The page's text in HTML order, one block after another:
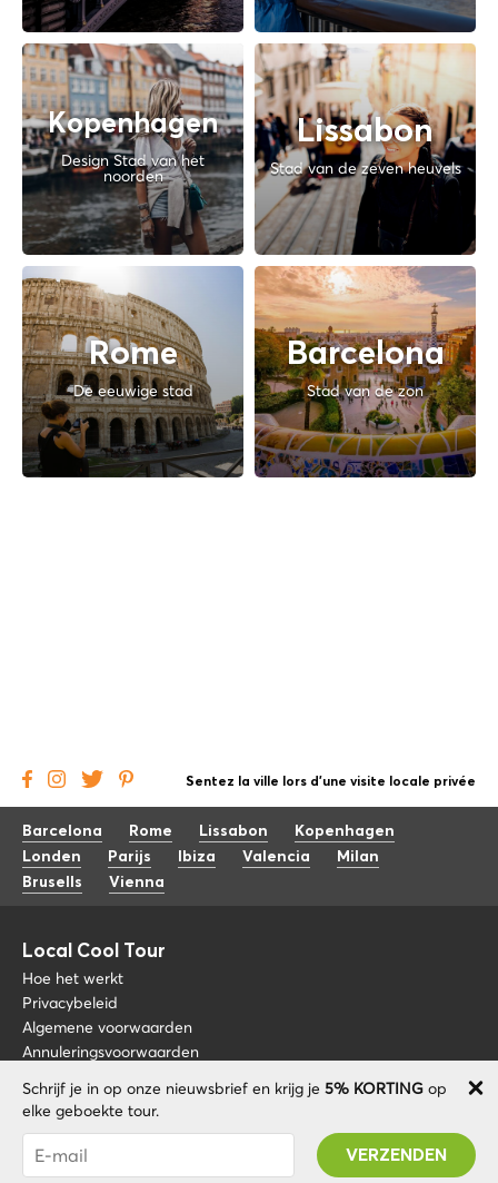
Kopenhagen
Design Stad van het
noorden
Lissabon
Stad van de zeven heuvels
Rome
De eeuwige stad
Barcelona
Stad van de zon
Schrijf je in op onze nieuwsbrief en krijg je 5% KORTING op
elke geboekte tour.
Je bent succesvol geabonneerd! U ontvangt uw
Promo code na validatie van uw account!
Sentez la ville lors d'une visite locale privée
Barcelona Rome Lissabon
Kopenhagen
Londen
Parijs Ibiza Valencia
Milan
Brusells
Vienna
Local Cool Tour
Hoe het werkt
Privacybeleid
Algemene voorwaarden
Annuleringsvoorwaarden
Blog
Over nos
FAQ
Word een gids
+34 675 176 220